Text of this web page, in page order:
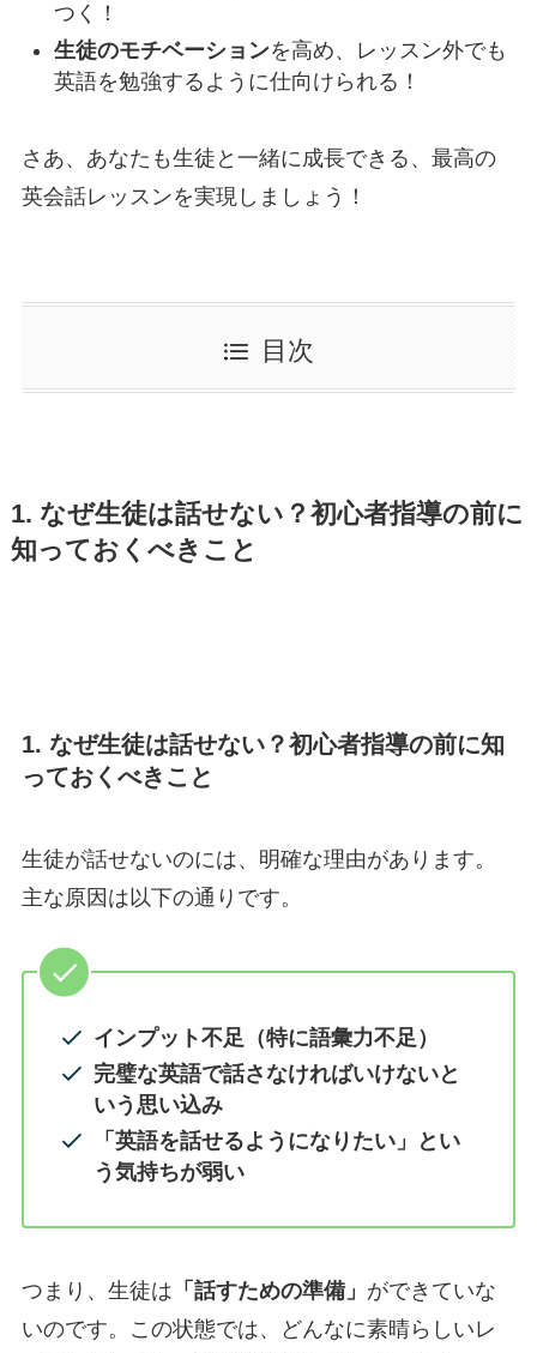
つく！
生徒のモチベーションを高め、レッスン外でも
英語を勉強するように仕向けられる！
さあ、あなたも生徒と一緒に成長できる、最高の
英会話レッスンを実現しましょう！
目次
1. なぜ生徒は話せない？初心者指導の前に
知っておくべきこと
1. なぜ生徒は話せない？初心者指導の前に知
っておくべきこと
生徒が話せないのには、明確な理由があります。
主な原因は以下の通りです。
インプット不足（特に語彙力不足）
完璧な英語で話さなければいけないと
いう思い込み
「英語を話せるようになりたい」とい
う気持ちが弱い
つまり、生徒は 「話すための準備」 ができていな
いのです。この状態では、どんなに素晴らしいレ